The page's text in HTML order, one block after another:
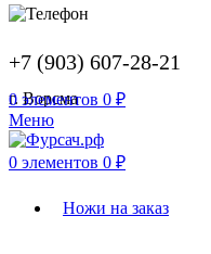
+7 (903) 607-28-21
г. Ворсма
0 элементов 0 ₽
Меню
0 элементов 0 ₽
Ножи на заказ